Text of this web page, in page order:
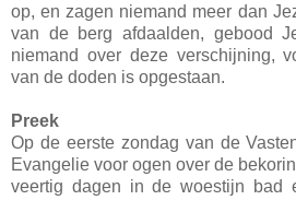
op, en zagen niemand meer dan
van de berg afdaalden, gebood
niemand over deze verschijning,
van de doden is opgestaan.
Preek
Op de eerste zondag van de
Evangelie voor ogen over de
veertig dagen in de woestijn bad